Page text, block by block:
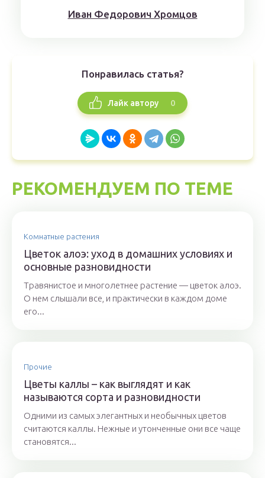
Иван Федорович Хромцов
Понравилась статья?
Лайк автору 0
РЕКОМЕНДУЕМ ПО ТЕМЕ
Комнатные растения
Цветок алоэ: уход в домашних условиях и
основные разновидности
Травянистое и многолетнее растение — цветок алоэ.
О нем слышали все, и практически в каждом доме
его...
Прочие
Цветы каллы – как выглядят и как
называются сорта и разновидности
Одними из самых элегантных и необычных цветов
считаются каллы. Нежные и утонченные они все чаще
становятся...